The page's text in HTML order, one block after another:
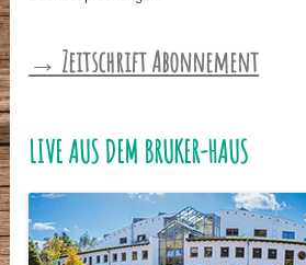
→ Zeitschrift Abonnement
LIVE AUS DEM BRUKER-HAUS